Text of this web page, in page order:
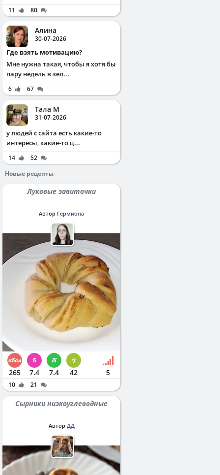
11 80
Алина
30-07-2026
Где взять мотивацию?
Мне нужна такая, чтобы я хотя бы
пару недель в зел...
6 67
Тала М
31-07-2026
у людей с сайта есть какие-то
интересы, какие-то ц...
14
52
Новые рецепты
Луковые завиточки
Автор Гермиона
265 7.4 7.4 42 5
10 21
Сырники низкоуглеводные
Автор ДД